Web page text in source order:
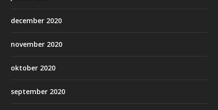
december 2020
november 2020
oktober 2020
september 2020